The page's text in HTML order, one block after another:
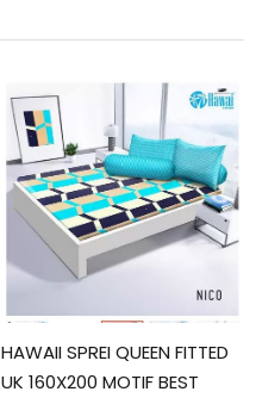
HAWAII SPREI QUEEN FITTED
UK 160X200 MOTIF BEST